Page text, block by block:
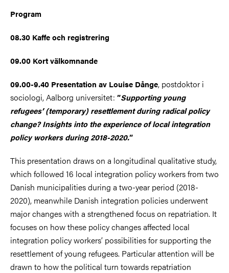
Program
08.30 Kaffe och registrering
09.00 Kort välkomnande
09.00-9.40 Presentation av Louise Dånge, postdoktor i
sociologi, Aalborg universitet: ”Supporting young
refugees’ (temporary) resettlement during radical policy
change?Insights into the experience of local integration
policy workers during 2018-2020.”
This presentation draws on a longitudinal qualitative study,
which followed 16 local integration policy workers from two
Danish municipalities during a two-year period (2018-
2020), meanwhile Danish integration policies underwent
major changes with a strengthened focus on repatriation. It
focuses on how these policy changes affected local
integration policy workers’ possibilities for supporting the
resettlement of young refugees. Particular attention will be
drawn to how the political turn towards repatriation